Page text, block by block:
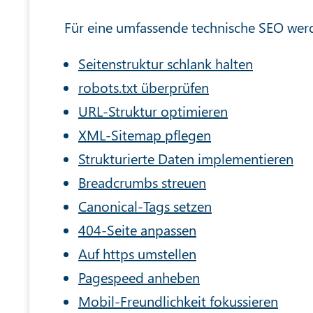
Für eine umfassende technische SEO
Seitenstruktur schlank halten
robots.txt überprüfen
URL-Struktur optimieren
XML-Sitemap pflegen
Strukturierte Daten implementieren
Breadcrumbs streuen
Canonical-Tags setzen
404-Seite anpassen
Auf https umstellen
Pagespeed anheben
Mobil-Freundlichkeit fokussieren